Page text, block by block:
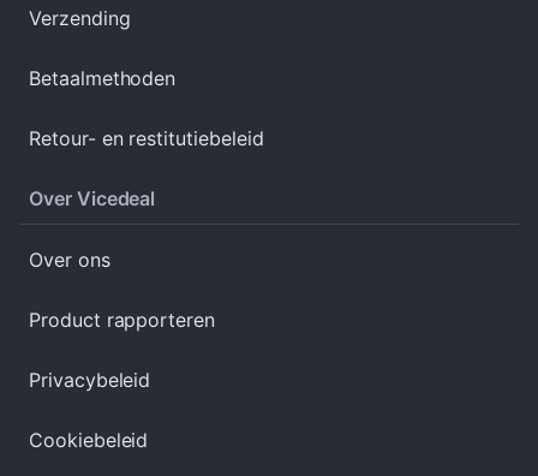
Verzending
Betaalmethoden
Retour- en restitutiebeleid
Over Vicedeal
Over ons
Product rapporteren
Privacybeleid
Cookiebeleid